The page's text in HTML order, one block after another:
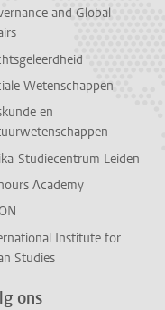
and Global
Wetenschappen
en
Studiecentrum Leiden
Academy
Institute for
Studies
ons